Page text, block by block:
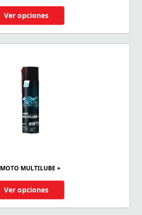
Ver opciones
MOTO MULTILUBE +
Ver opciones